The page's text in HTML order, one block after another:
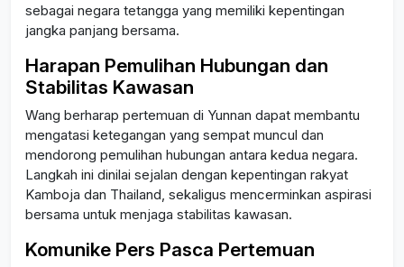
sebagai negara tetangga yang memiliki kepentingan
jangka panjang bersama.
Harapan Pemulihan Hubungan dan
Stabilitas Kawasan
Wang berharap pertemuan di Yunnan dapat membantu
mengatasi ketegangan yang sempat muncul dan
mendorong pemulihan hubungan antara kedua negara.
Langkah ini dinilai sejalan dengan kepentingan rakyat
Kamboja dan Thailand, sekaligus mencerminkan aspirasi
bersama untuk menjaga stabilitas kawasan.
Komunike Pers Pasca Pertemuan